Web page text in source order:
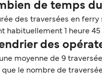
de temps
des traversées en
habituellement 1 heure
des
une moyenne de 9
que le nombre de